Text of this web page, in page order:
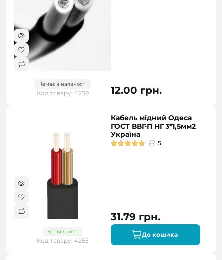
Немає в наявності
Код товару: 4259 12.00 грн.
В наявності
Код товару: 4265
Кабель мідний Одеса
ГОСТ ВВГ-П НГ 3*1,5мм2
Україна
5
31.79 грн.
До кошика